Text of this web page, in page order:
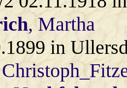
, Martha
in